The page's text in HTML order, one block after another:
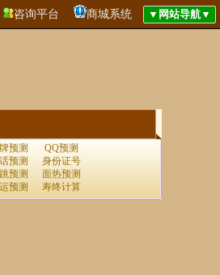
咨询平台 商城系统
预测
QQ预测
预测
身份证号
预测
面热预测
预测 寿终计算